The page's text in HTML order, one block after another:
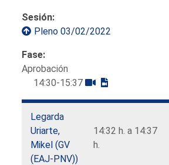
Sesión:
Pleno 03/02/2022
Fase:
Aprobación
14:30-15:37
Legarda
Uriarte,
Mikel (GV
(EAJ-PNV))
14:32 h. a 14:37
h.